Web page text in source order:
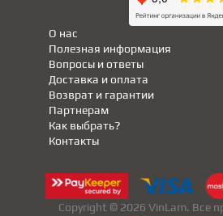
Полезная информация
Партнерам
Вопросы и ответы
Доставка и оплата
Возврат и гарантии
Как выбрать?
О нас
Контакты
Copyright © 2026 VinLam. Все